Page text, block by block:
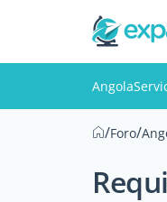
Angola
/Foro/